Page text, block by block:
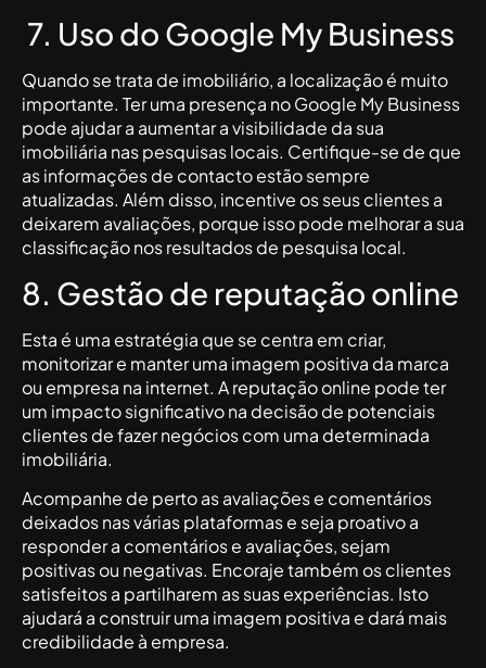
7. Uso do Google My Business
Quando se trata de imobiliário, a localização é muito
importante. Ter uma presença no Google My Business
pode ajudar a aumentar a visibilidade da sua
imobiliária nas pesquisas locais. Certifique-se de que
as informações de contacto estão sempre
atualizadas. Além disso, incentive os seus clientes a
deixarem avaliações, porque isso pode melhorar a sua
classificação nos resultados de pesquisa local.
8. Gestão de reputação online
Esta é uma estratégia que se centra em criar,
monitorizar e manter uma imagem positiva da marca
ou empresa na internet. A reputação online pode ter
um impacto significativo na decisão de potenciais
clientes de fazer negócios com uma determinada
imobiliária.
Acompanhe de perto as avaliações e comentários
deixados nas várias plataformas e seja proativo a
responder a comentários e avaliações, sejam
positivas ou negativas. Encoraje também os clientes
satisfeitos a partilharem as suas experiências. Isto
ajudará a construir uma imagem positiva e dará mais
credibilidade à empresa.